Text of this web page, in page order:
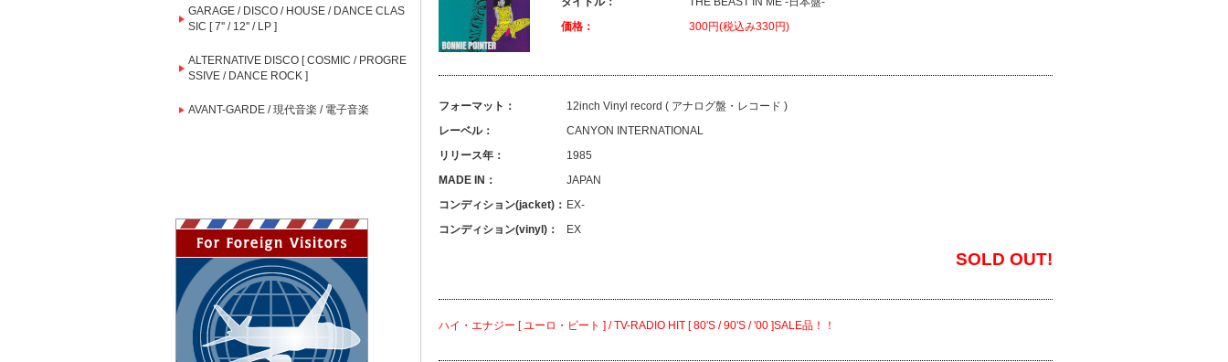
GARAGE / DISCO / HOUSE / DANCE CLAS
SIC [ 7'' / 12'' / LP ]
ALTERNATIVE DISCO [ COSMIC / PROGRE
SSIVE / DANCE ROCK ]
AVANT-GARDE / 現代音楽 / 電子音楽
価格：
300円(税込み330円)
フォーマット：
12inch Vinyl record ( アナログ盤・レコード )
レーベル：
CANYON INTERNATIONAL
リリース年：
1985
MADE IN：
JAPAN
コンディション(jacket)： EX-
コンディション(vinyl)：
EX
SOLD OUT!
ハイ・エナジー [ ユーロ・ビート ] / TV-RADIO HIT [ 80'S / 90'S / '00 ]SALE品！！